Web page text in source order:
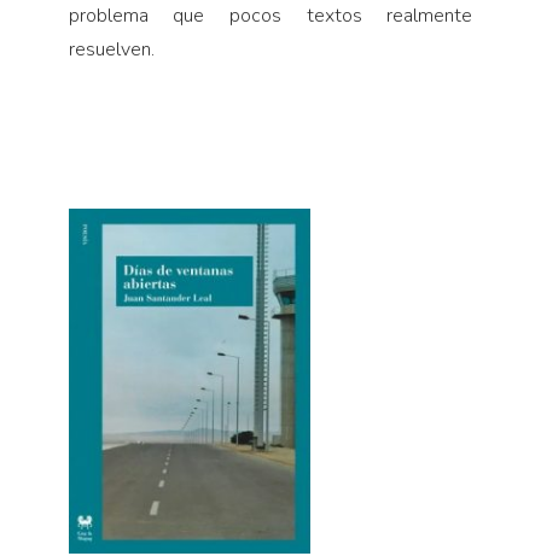
problema que pocos textos realmente
resuelven.